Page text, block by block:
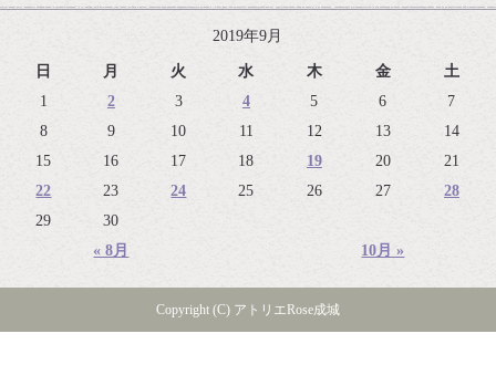
2019年9月
日 月 火 水 木 金 土
« 8月 10月 »
1 2 3 4 5 6
7
8
9 10 11 12 13
14
15
16 17 18 19 20
21
22
23 24 25 26 27
28
29
30
Copyright (C) アトリエRose成城